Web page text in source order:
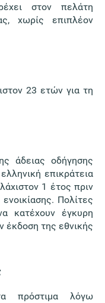
στον πελάτη
χωρίς επιπλέον
23 ετών για τη
άδειας οδήγησης
επικράτεια
1 έτος πριν
Πολίτες
κατέχουν έγκυρη
έκδοση της εθνικής
πρόστιμα λόγω